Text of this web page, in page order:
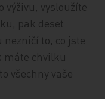
výživu, vysloužíte
pak deset
to, co jste
máte chvilku
všechny vaše